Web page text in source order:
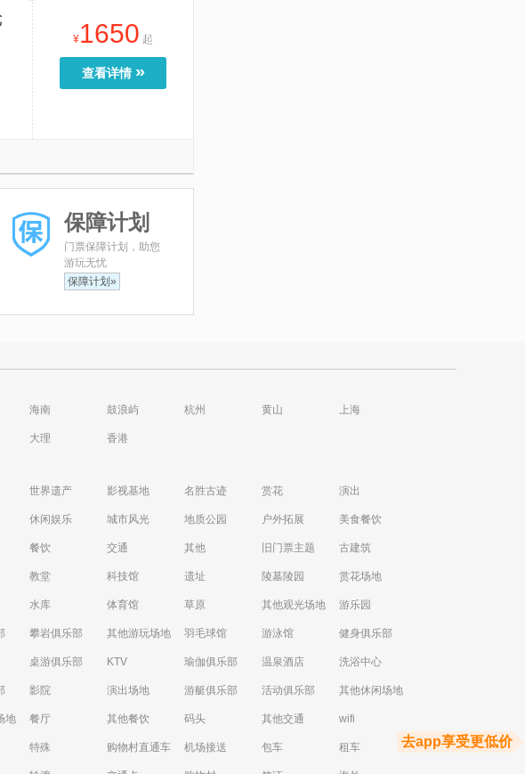
¥1650 起
查看详情 »
保障计划
门票保障计划，助您
游玩无忧
保障计划»
海南 鼓浪屿 杭州 黄山 上海
大理 香港
世界遗产 影视基地 名胜古迹 赏花 演出
休闲娱乐 城市风光 地质公园 户外拓展 美食餐饮
餐饮 交通 其他 旧门票主题 古建筑
教堂 科技馆 遗址 陵墓陵园 赏花场地
水库 体育馆 草原 其他观光场地 游乐园
攀岩俱乐部 其他游玩场地 羽毛球馆 游泳馆 健身俱乐部
桌游俱乐部 KTV 瑜伽俱乐部 温泉酒店 洗浴中心
影院 演出场地 游艇俱乐部 活动俱乐部 其他休闲场地
地 餐厅 其他餐饮 码头 其他交通 wifi
特殊 购物村直通车 机场接送 包车 租车 去app享受更低价